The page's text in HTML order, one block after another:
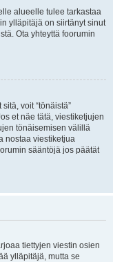
alueelle tulee tarkastaa
ylläpitäjä on siirtänyt sinut
Ota yhteyttä foorumin
voit “tönäistä”
et näe tätä, viestiketjujen
tönäisemisen välillä
nostaa viestiketjua
sääntöjä jos päätät
tiettyjen viestin osien
ylläpitäjä, mutta se